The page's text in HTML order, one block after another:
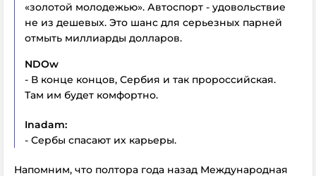
«золотой молодежью». Автоспорт - удовольствие
не из дешевых. Это шанс для серьезных парней
отмыть миллиарды долларов.
NDOw
- В конце концов, Сербия и так пророссийская.
Там им будет комфортно.
Inadam:
- Сербы спасают их карьеры.
Напомним, что полтора года назад Международная